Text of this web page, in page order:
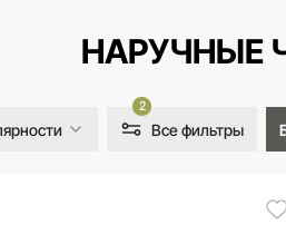
НАРУЧНЫЕ
2
Все фильтры